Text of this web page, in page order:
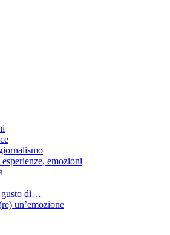
emozioni
gusto di…
un’emozione